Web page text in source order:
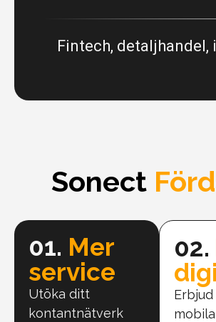
Fintech, detaljhandel,
Sonect
01. Mer
service
Utöka ditt
kontantnätverk
02.